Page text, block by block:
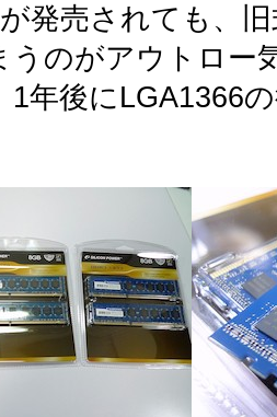
発売されても、
うのがアウトロー
1年後にLGA1366